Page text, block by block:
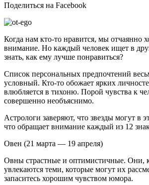
Поделиться на Facebook
Когда нам кто-то нравится, мы отчаянно
внимание. Но каждый человек ищет в
знать, как ему лучше понравиться?
Список персональных предпочтений
условный. Кто-то обожает ярких
влюбляется в тихоню. Порой чувства к
совершенно необъяснимо.
Астрологи заверяют, что звезды могут в
что обращает внимание каждый из 12
Овен (21 марта — 19 апреля)
Овны страстные и оптимистичные. Они,
увлекаются теми, которые могут их
запаситесь хорошим чувством юмора.